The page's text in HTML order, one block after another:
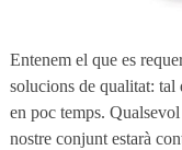
Entenem el que es
solucions de qualitat:
en poc temps.
nostre conjunt estarà